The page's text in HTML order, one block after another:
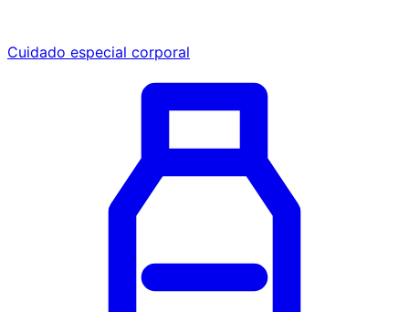
Cuidado especial corporal